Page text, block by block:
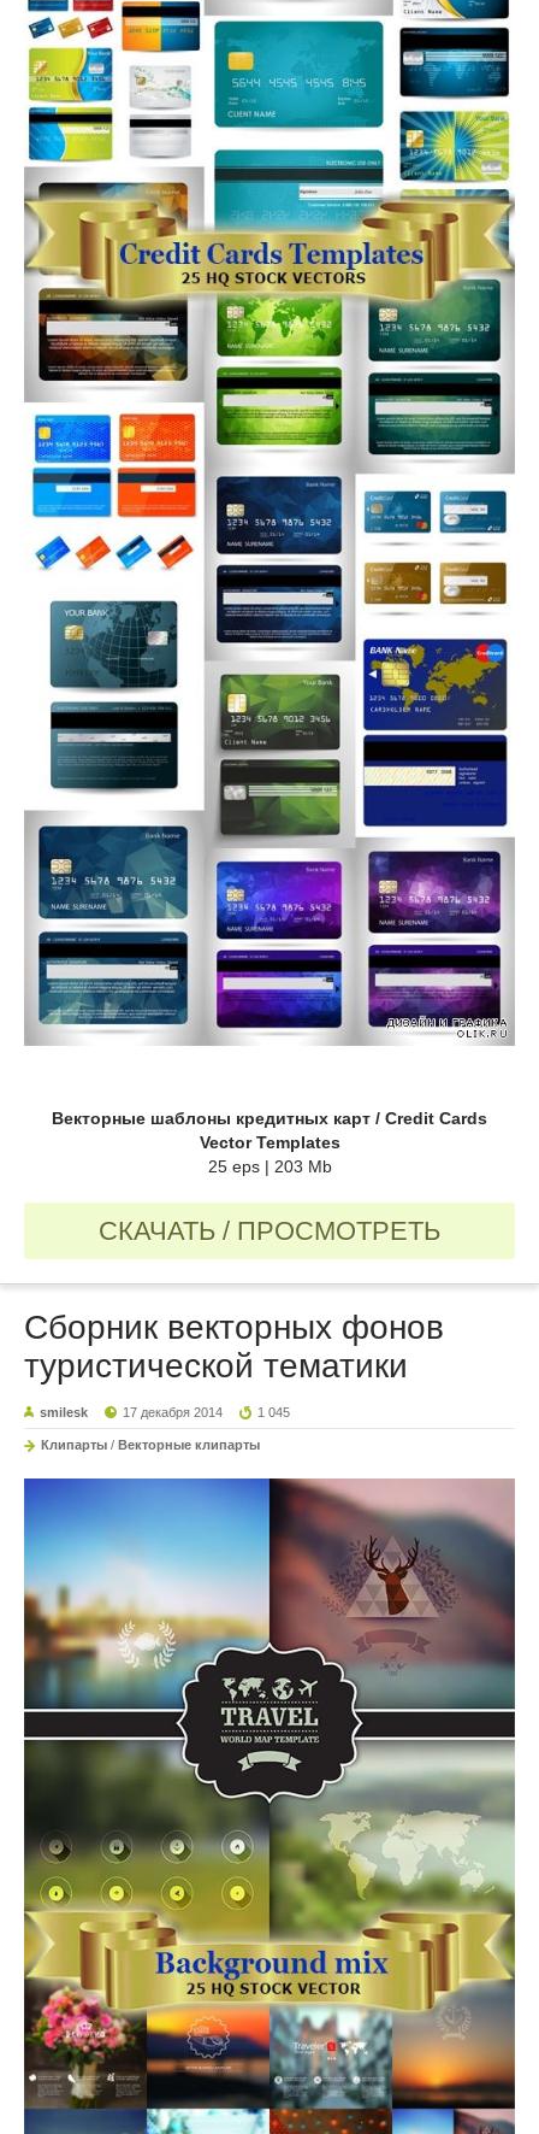
Векторные шаблоны кредитных карт / Credit Cards
Vector Templates
25 eps | 203 Mb
СКАЧАТЬ / ПРОСМОТРЕТЬ
Сборник векторных фонов
туристической тематики
smilesk 17 декабря 2014 1 045
Клипарты / Векторные клипарты